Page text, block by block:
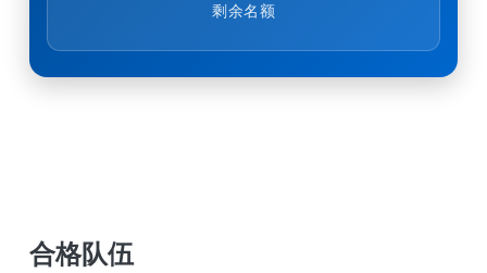
剩余名额
合格队伍